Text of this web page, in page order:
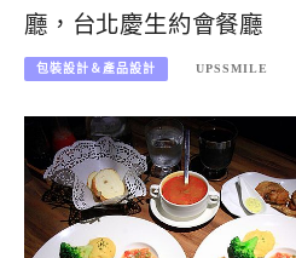
廳，台北慶生約會餐廳
包裝設計＆產品設計 UPSSMILE